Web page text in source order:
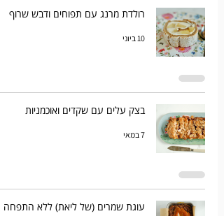
רולדת מרנג עם תפוחים ודבש שרוף
10 ביוני
בצק עלים עם שקדים ואוכמניות
7 במאי
עוגת שמרים (של ליאת) ללא התפחה